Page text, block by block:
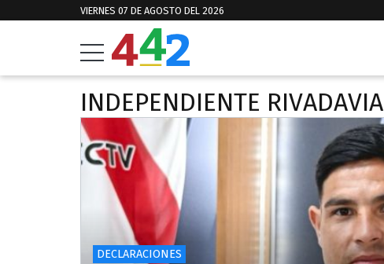
VIERNES 07 DE AGOSTO DEL 2026
INDEPENDIENTE RIVADAVIA
DECLARACIONES